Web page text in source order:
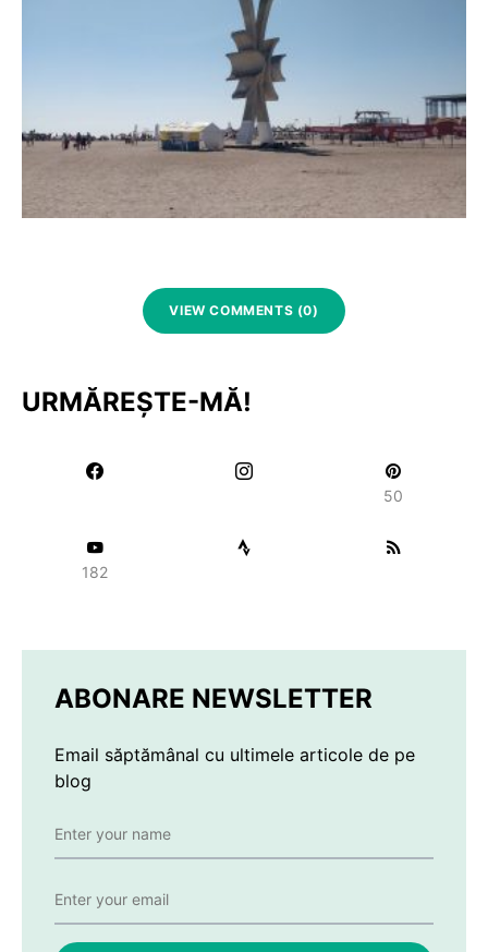
VIEW COMMENTS (0)
URMĂREȘTE-MĂ!
50
182
ABONARE NEWSLETTER
Email săptămânal cu ultimele articole de pe
blog